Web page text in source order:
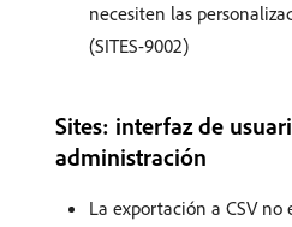
necesiten las
(SITES-9002)
Sites: interfaz de
administración
La exportación a CSV no